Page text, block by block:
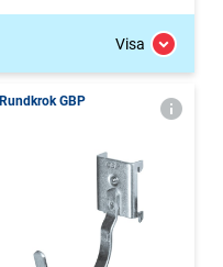
Visa
Rundkrok GBP